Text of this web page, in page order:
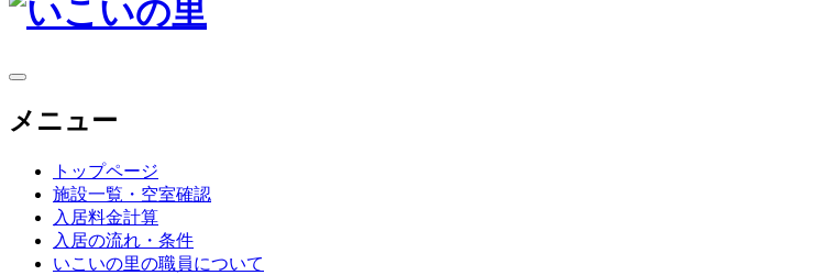
メニュー
トップページ
施設一覧・空室確認
入居料金計算
入居の流れ・条件
いこいの里の職員について